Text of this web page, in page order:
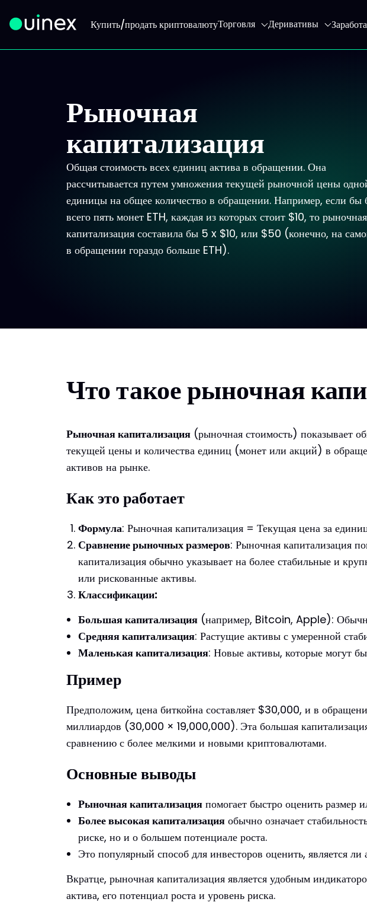
Купить/продать криптовалютуТорговля Деривативы
Рыночная
капитализация
Общая стоимость всех единиц актива в обращении. Она
рассчитывается путем умножения текущей рыночной цены
единицы на общее количество в обращении. Например, если бы
всего пять монет ETH, каждая из которых стоит $10, то рыночная
капитализация составила бы 5 x $10, или $50 (конечно, на
в обращении гораздо больше ETH).
Что такое рыночная
Рыночная капитализация (рыночная стоимость) показывает
текущей цены и количества единиц (монет или акций) в
активов на рынке.
Как это работает
Формула: Рыночная капитализация = Текущая цена за
Сравнение рыночных размеров: Рыночная капитализация
капитализация обычно указывает на более стабильные и
или рискованные активы.
Классификации:
Большая капитализация (например, Bitcoin, Apple):
Средняя капитализация: Растущие активы с умеренной
Маленькая капитализация: Новые активы, которые могут
Пример
Предположим, цена биткойна составляет $30,000, и в
миллиардов (30,000 × 19,000,000). Эта большая
сравнению с более мелкими и новыми криптовалютами.
Основные выводы
Рыночная капитализация помогает быстро оценить размер
Более высокая капитализация обычно означает
риске, но и о большем потенциале роста.
Это популярный способ для инвесторов оценить, является
Вкратце, рыночная капитализация является удобным
актива, его потенциал роста и уровень риска.